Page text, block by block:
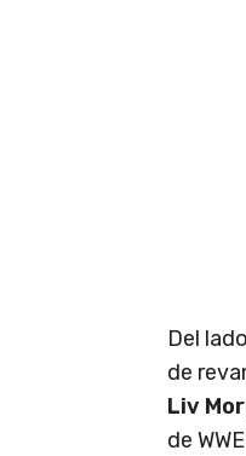
Del
de
Liv
de